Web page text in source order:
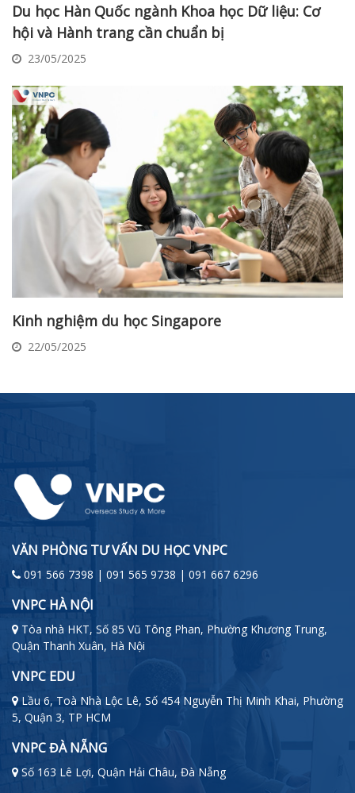
Du học Hàn Quốc ngành Khoa học Dữ liệu: Cơ
hội và Hành trang cần chuẩn bị
23/05/2025
Kinh nghiệm du học Singapore
22/05/2025
VĂN PHÒNG TƯ VẤN DU HỌC VNPC
091 566 7398 | 091 565 9738 | 091 667 6296
VNPC HÀ NỘI
Tòa nhà HKT, Số 85 Vũ Tông Phan, Phường Khương Trung,
Quận Thanh Xuân, Hà Nội
VNPC EDU
Lầu 6, Toà Nhà Lộc Lê, Số 454 Nguyễn Thị Minh Khai, Phường
5, Quận 3, TP HCM
VNPC ĐÀ NẴNG
Số 163 Lê Lợi, Quận Hải Châu, Đà Nẵng